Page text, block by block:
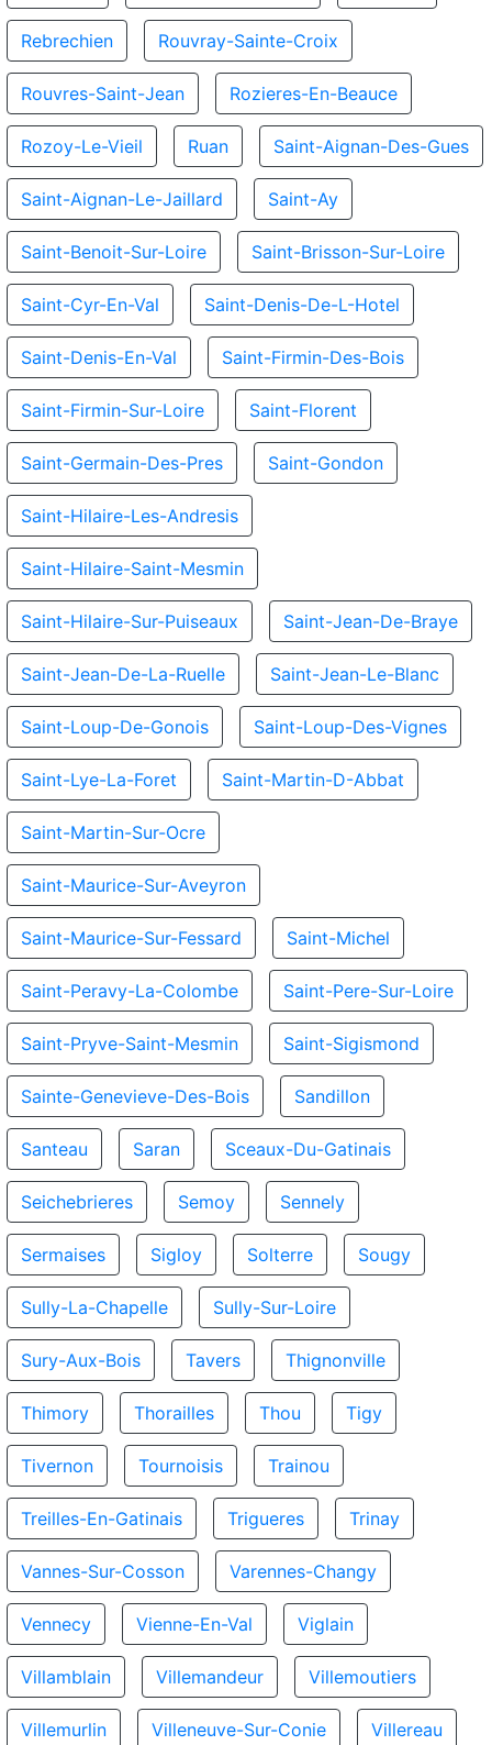
Rebrechien Rouvray-Sainte-Croix
Rouvres-Saint-Jean Rozieres-En-Beauce
Rozoy-Le-Vieil Ruan Saint-Aignan-Des-Gues
Saint-Aignan-Le-Jaillard Saint-Ay
Saint-Benoit-Sur-Loire Saint-Brisson-Sur-Loire
Saint-Cyr-En-Val Saint-Denis-De-L-Hotel
Saint-Denis-En-Val Saint-Firmin-Des-Bois
Saint-Firmin-Sur-Loire Saint-Florent
Saint-Germain-Des-Pres Saint-Gondon
Saint-Hilaire-Les-Andresis
Saint-Hilaire-Saint-Mesmin
Saint-Hilaire-Sur-Puiseaux Saint-Jean-De-Braye
Saint-Jean-De-La-Ruelle Saint-Jean-Le-Blanc
Saint-Loup-De-Gonois Saint-Loup-Des-Vignes
Saint-Lye-La-Foret Saint-Martin-D-Abbat
Saint-Martin-Sur-Ocre
Saint-Maurice-Sur-Aveyron
Saint-Maurice-Sur-Fessard Saint-Michel
Saint-Peravy-La-Colombe Saint-Pere-Sur-Loire
Saint-Pryve-Saint-Mesmin Saint-Sigismond
Sainte-Genevieve-Des-Bois Sandillon
Santeau Saran Sceaux-Du-Gatinais
Seichebrieres Semoy Sennely
Sermaises Sigloy Solterre Sougy
Sully-La-Chapelle Sully-Sur-Loire
Sury-Aux-Bois Tavers Thignonville
Thimory Thorailles Thou Tigy
Tivernon Tournoisis Trainou
Treilles-En-Gatinais Trigueres Trinay
Vannes-Sur-Cosson Varennes-Changy
Vennecy Vienne-En-Val Viglain
Villamblain Villemandeur Villemoutiers
Villemurlin Villeneuve-Sur-Conie Villereau